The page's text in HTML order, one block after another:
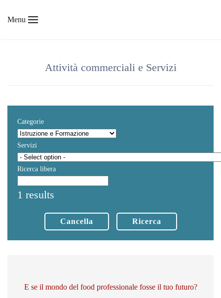
Menu
Attività commerciali e Servizi
Categorie
Servizi
Ricerca libera
1 results
Cancella Ricerca
E se il mondo del food professionale fosse il tuo futuro?